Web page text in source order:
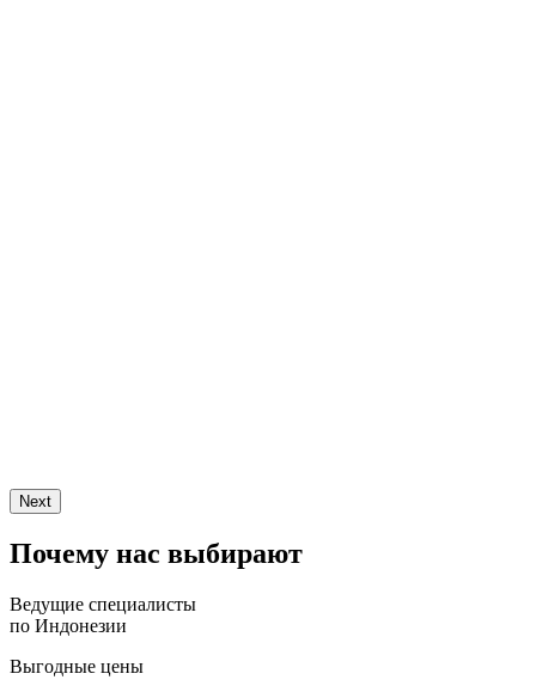
Next
Почему нас выбирают
Ведущие специалисты
по Индонезии
Выгодные цены